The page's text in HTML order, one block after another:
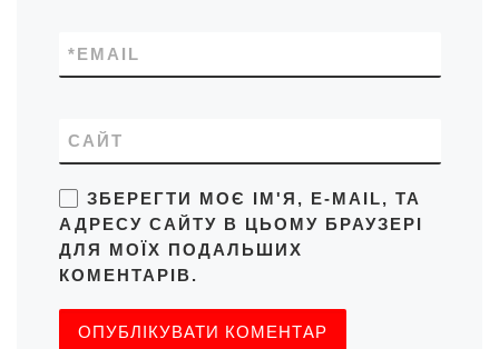
EMAIL
*
САЙТ
ЗБЕРЕГТИ МОЄ ІМ'Я, E-MAIL, ТА
АДРЕСУ САЙТУ В ЦЬОМУ БРАУЗЕРІ
ДЛЯ МОЇХ ПОДАЛЬШИХ
КОМЕНТАРІВ.